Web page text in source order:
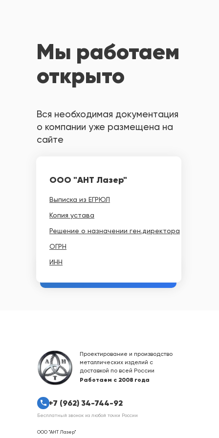
Мы работаем
открыто
Вся необходимая документация
о компании уже размещена на
сайте
ООО "АНТ Лазер"
Выписка из ЕГРЮЛ
Копия устава
Решение о назначении ген.директора
ИНН
ОГРН
Проектирование и производство
металлических изделий с
доставкой по всей России
Бесплатный звонок из любой точки России
Работаем с 2008 года
+7 (962) 34-744-92
ООО "АНТ Лазер"